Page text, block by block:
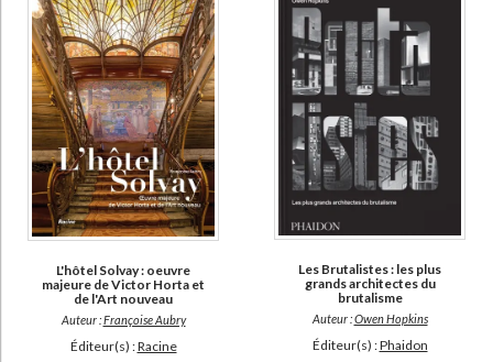
L'hôtel Solvay : oeuvre
majeure de Victor Horta et
de l'Art nouveau
Auteur :Françoise Aubry
Éditeur(s) :Racine
Les Brutalistes : les plus
grands architectes du
brutalisme
Auteur :Owen Hopkins
Éditeur(s) :Phaidon